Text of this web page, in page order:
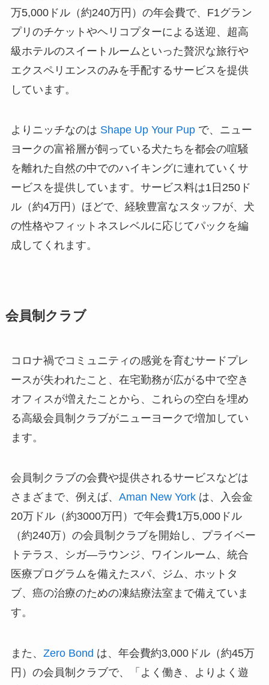
万5,000ドル（約240万円）の年会費で、F1グラン
プリのチケットやヘリコプターによる送迎、超高
級ホテルのスイートルームといった贅沢な旅行や
エクスペリエンスのみを手配するサービスを提供
しています。
よりニッチなのは Shape Up Your Pupで、ニュー
ヨークの富裕層が飼っている犬たちを都会の喧騒
を離れた自然の中でのハイキングに連れていくサ
ービスを提供しています。サービス料は1日250ド
ル（約4万円）ほどで、経験豊富なスタッフが、犬
の性格やフィットネスレベルに応じてパックを編
成してくれます。
会員制クラブ
コロナ禍でコミュニティの感覚を育むサードプレ
ースが失われたこと、在宅勤務が広がる中で空き
オフィスが増えたことから、これらの空白を埋め
る高級会員制クラブがニューヨークで増加してい
ます。
会員制クラブの会費や提供されるサービスなどは
さまざまで、例えば、 Aman New Yorkは、入会金
20万ドル（約3000万円）で年会費1万5,000ドル
（約240万）の会員制クラブを開始し、プライベー
トテラス、シガ―ラウンジ、ワインルーム、統合
医療プログラムを備えたスパ、ジム、ホットタ
ブ、癌の治療のための凍結療法室まで備えていま
す。
また、 Zero Bond は、年会費約3,000ドル（約45万
円）の会員制クラブで、「よく働き、よりよく遊